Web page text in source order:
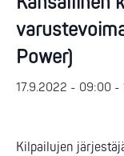
Power)
17.9.2022 - 09:00 -
Kilpailujen